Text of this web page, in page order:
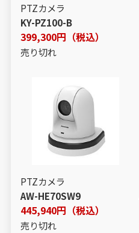
PTZカメラ
KY-PZ100-B
399,300円（税込）
売り切れ
PTZカメラ
AW-HE70SW9
445,940円（税込）
売り切れ